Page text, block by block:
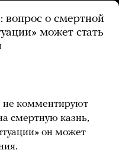
о смертной
может стать
не комментируют
смертную казнь,
он может